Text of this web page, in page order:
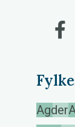
Gå
Agder